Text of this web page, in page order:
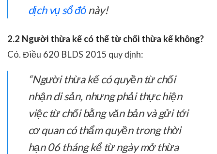
dịch vụ sổ đỏ này!
2.2 Người thừa kế có thể từ chối thừa kế không?
Có. Điều 620 BLDS 2015 quy định:
“Người thừa kế có quyền từ chối
nhận di sản, nhưng phải thực hiện
việc từ chối bằng văn bản và gửi tới
cơ quan có thẩm quyền trong thời
hạn 06 tháng kể từ ngày mở thừa